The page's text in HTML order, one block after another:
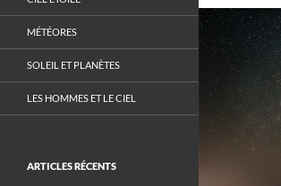
MÉTÉORES
SOLEIL ET PLANÈTES
LES HOMMES ET LE CIEL
ARTICLES RÉCENTS